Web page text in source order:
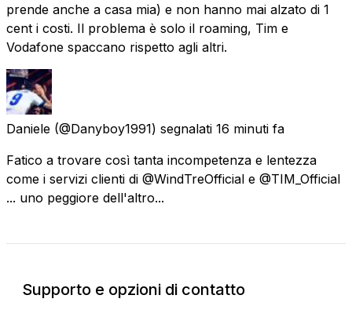
prende anche a casa mia) e non hanno mai alzato di 1
cent i costi. Il problema è solo il roaming, Tim e
Vodafone spaccano rispetto agli altri.
Daniele (@Danyboy1991) segnalati 16 minuti fa
Fatico a trovare così tanta incompetenza e lentezza
come i servizi clienti di @WindTreOfficial e @TIM_Official
... uno peggiore dell'altro...
Supporto e opzioni di contatto